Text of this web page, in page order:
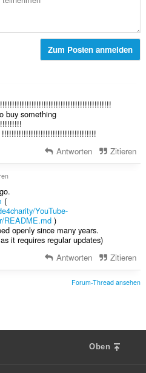
Zum Posten anmelden
buy something
!!!!!!!!!!!!!!!!!!!!!!!!!!!!!!!!!!!!!!!
Antworten Zitieren
(
YouTube-
README.md)
openly since many years.
it requires regular updates)
Antworten Zitieren
Forum-Thread ansehen
Oben